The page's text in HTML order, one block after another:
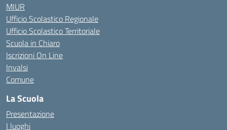
MIUR
Ufficio Scolastico Regionale
Ufficio Scolastico Territoriale
Scuola in Chiaro
Iscrizioni On Line
Invalsi
Comune
La Scuola
Presentazione
I luoghi